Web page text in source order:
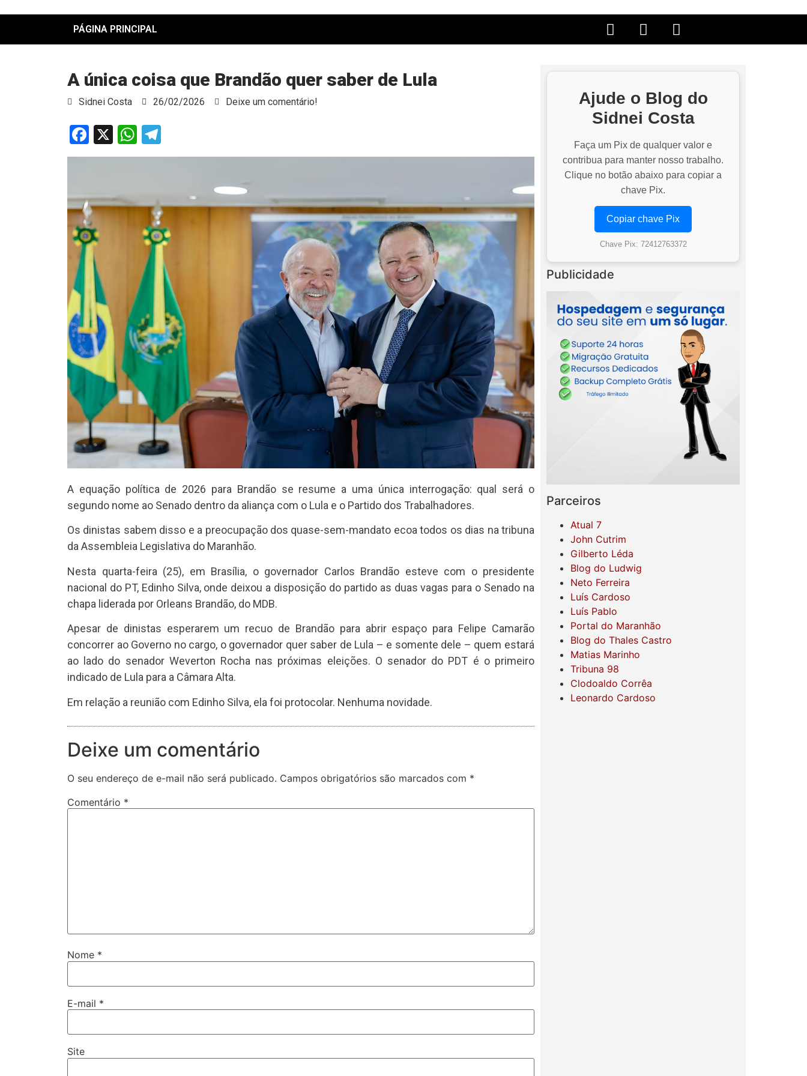
PÁGINA PRINCIPAL
A única coisa que Brandão quer saber de Lula
Sidnei Costa 26/02/2026 Deixe um comentário!
Facebook
X WhatsApp
A equação política de 2026 para Brandão se resume a uma única interrogação: qual será o
segundo nome ao Senado dentro da aliança com o Lula e o Partido dos Trabalhadores.
Os dinistas sabem disso e a preocupação dos quase-sem-mandato ecoa todos os dias na tribuna
da Assembleia Legislativa do Maranhão.
Nesta quarta-feira (25), em Brasília, o governador Carlos Brandão esteve com o presidente
nacional do PT, Edinho Silva, onde deixou a disposição do partido as duas vagas para o Senado na
chapa liderada por Orleans Brandão, do MDB.
Apesar de dinistas esperarem um recuo de Brandão para abrir espaço para Felipe Camarão
concorrer ao Governo no cargo, o governador quer saber de Lula – e somente dele – quem estará
ao lado do senador Weverton Rocha nas próximas eleições. O senador do PDT é o primeiro
indicado de Lula para a Câmara Alta.
Em relação a reunião com Edinho Silva, ela foi protocolar. Nenhuma novidade.
Deixe um comentário
O seu endereço de e-mail não será publicado. Campos obrigatórios são marcados com *
Comentário *
Nome *
E-mail *
Site
Ajude o Blog do
Sidnei Costa
Faça um Pix de qualquer valor e
contribua para manter nosso trabalho.
Clique no botão abaixo para copiar a
chave Pix.
Copiar chave Pix
Chave Pix: 72412763372
Publicidade
Parceiros
Atual 7
John Cutrim
Gilberto Léda
Blog do Ludwig
Neto Ferreira
Luís Cardoso
Luís Pablo
Portal do Maranhão
Blog do Thales Castro
Matias Marinho
Tribuna 98
Clodoaldo Corrêa
Leonardo Cardoso